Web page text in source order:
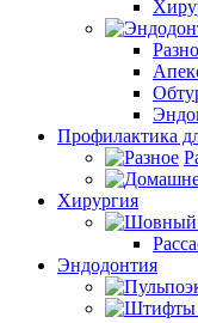
Профилактика
Хирургия
Эндодонтия